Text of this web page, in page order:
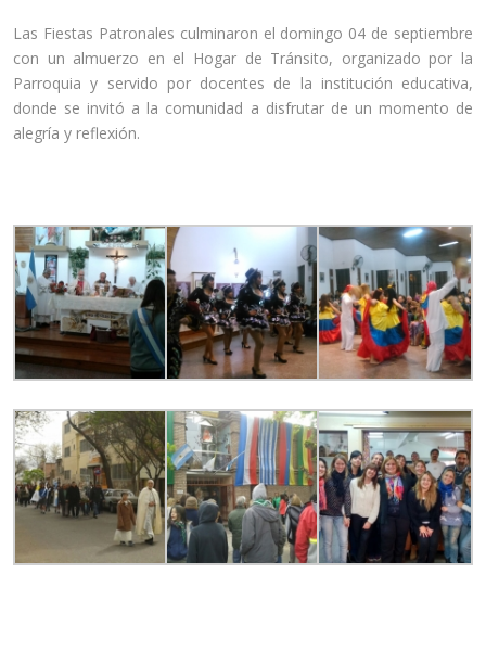
Las Fiestas Patronales culminaron el domingo 04 de septiembre
con un almuerzo en el Hogar de Tránsito, organizado por la
Parroquia y servido por docentes de la institución educativa,
donde se invitó a la comunidad a disfrutar de un momento de
alegría y reflexión.